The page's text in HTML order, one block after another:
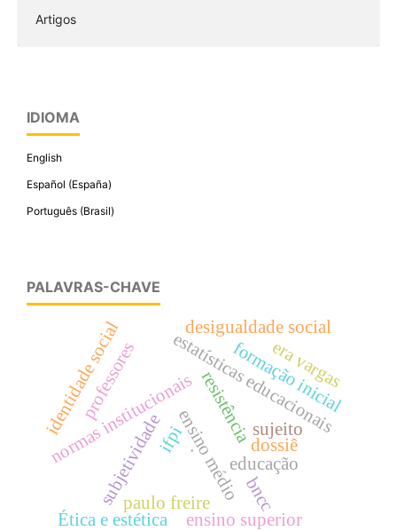
Artigos
IDIOMA
English
Español (España)
Português (Brasil)
PALAVRAS-CHAVE
educação
estatísticas educacionais
subjetividade
resistência
normas institucionais sujeito
.
professores
desigualdade social
bncc
ensino médio
identidade social
paulo freire
formação inicial
ensino superior
dossiê
era vargas
Ética e estética
ifpi